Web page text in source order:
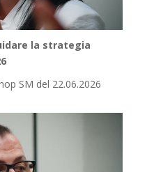
la strategia
SM del 22.06.2026